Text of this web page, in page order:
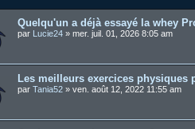
Quelqu'un a déjà essayé la whey
par Lucie24 » mer. juil. 01, 2026 8:05 am
Les meilleurs exercices physiques
par Tania52 » ven. août 12, 2022 11:55 am